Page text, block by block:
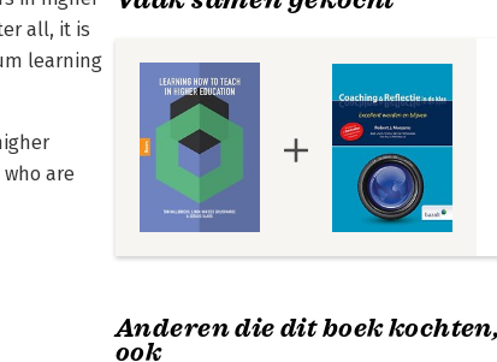
all, it is
learning
are
Anderen die dit boek
ook